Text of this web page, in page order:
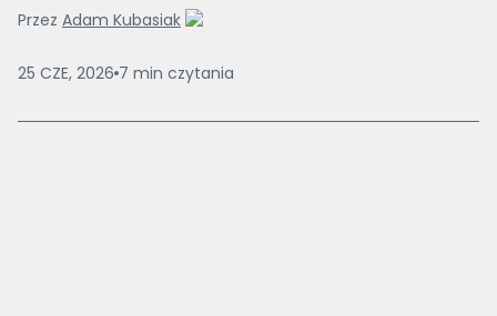
Przez Adam Kubasiak
25 CZE, 2026 7 min czytania